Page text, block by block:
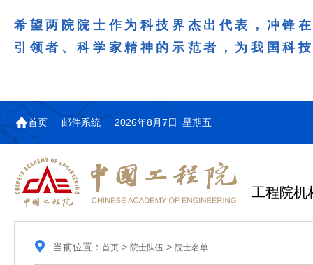
希望两院院士作为科技界杰出代表，冲锋
引领者、科学家精神的示范者，为我国科
首页 邮件系统 2026年8月7日 星期五
工程院机
当前位置： 首页> 院士队伍 > 院士名单